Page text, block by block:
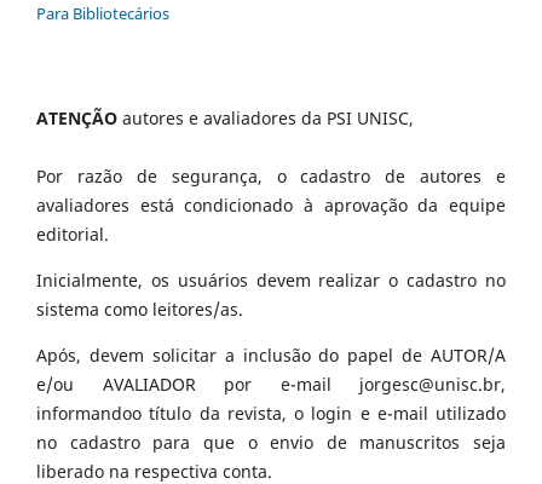
Para Bibliotecários
ATENÇÃO autores e avaliadores da PSI UNISC,
Por razão de segurança, o cadastro de autores e
avaliadores está condicionado à aprovação da equipe
editorial.
Inicialmente, os usuários devem realizar o cadastro no
sistema como leitores/as.
Após, devem solicitar a inclusão do papel de AUTOR/A
e/ou AVALIADOR por e-mail jorgesc@unisc.br,
informandoo título da revista, o login e e-mail utilizado
no cadastro para que o envio de manuscritos seja
liberado na respectiva conta.